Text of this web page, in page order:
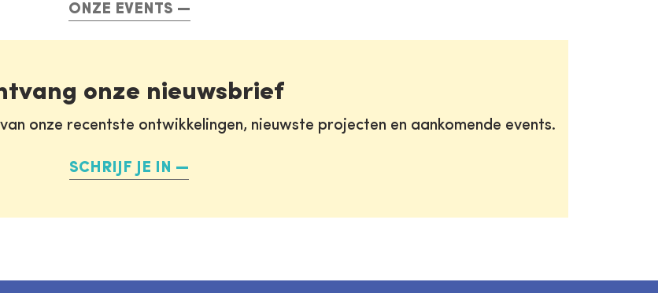
ONZE EVENTS
onze nieuwsbrief
onze recentste ontwikkelingen, nieuwste projecten en aankomende events.
SCHRIJF JE IN